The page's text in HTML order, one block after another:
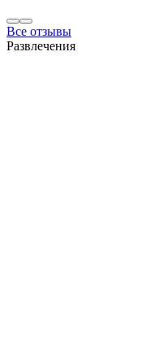
Все отзывы
Развлечения